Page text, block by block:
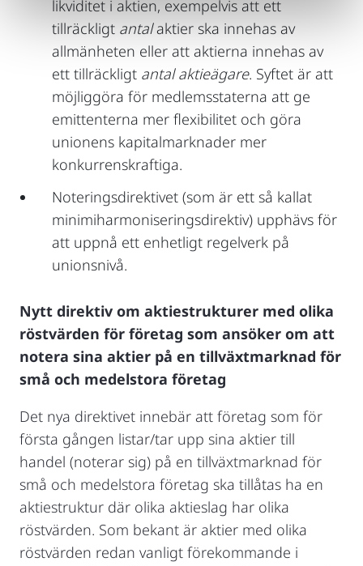
likviditet i aktien, exempelvis att ett
tillräckligt antalaktier ska innehas av
allmänheten eller att aktierna innehas av
ett tillräckligt antal aktieägare. Syftet är att
möjliggöra för medlemsstaterna att ge
emittenterna mer flexibilitet och göra
unionens kapitalmarknader mer
konkurrenskraftiga.
Noteringsdirektivet (som är ett så kallat
minimiharmoniseringsdirektiv) upphävs för
att uppnå ett enhetligt regelverk på
unionsnivå.
Nytt direktiv om aktiestrukturer med olika
röstvärden för företag som ansöker om att
notera sina aktier på en tillväxtmarknad för
små och medelstora företag
Det nya direktivet innebär att företag som för
första gången listar/tar upp sina aktier till
handel (noterar sig) på en tillväxtmarknad för
små och medelstora företag ska tillåtas ha en
aktiestruktur där olika aktieslag har olika
röstvärden. Som bekant är aktier med olika
röstvärden redan vanligt förekommande i